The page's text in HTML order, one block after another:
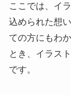
ここでは、イ
込められた想
ての方にもわ
とき、イラス
です。